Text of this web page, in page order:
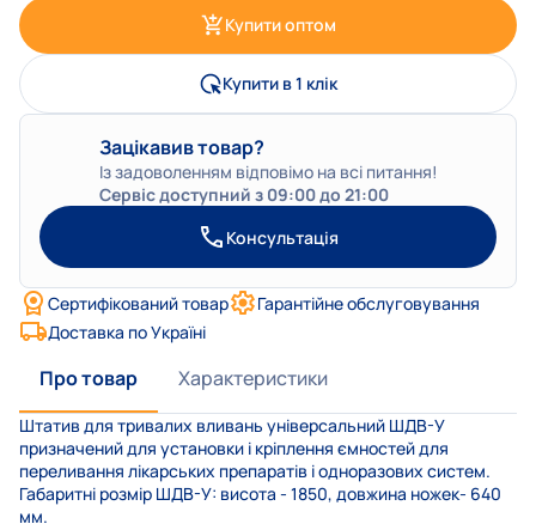
Купити оптом
Купити в 1 клік
Зацікавив товар?
Із задоволенням відповімо на всі питання!
Сервіс доступний з 09:00 до 21:00
Консультація
Сертифікований товар
Гарантійне обслуговування
Доставка по Україні
Про товар Характеристики
Штатив для тривалих вливань універсальний ШДВ-У
призначений для установки і кріплення ємностей для
переливання лікарських препаратів і одноразових систем.
Габаритні розмір ШДВ-У: висота - 1850, довжина ножек- 640
мм.